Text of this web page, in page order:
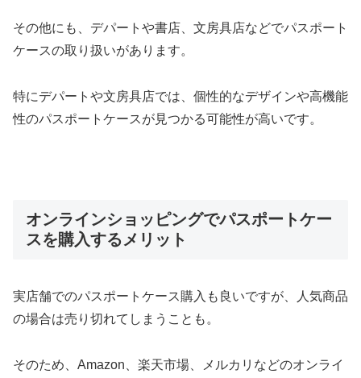
その他にも、デパートや書店、文房具店などでパスポート
ケースの取り扱いがあります。
特にデパートや文房具店では、個性的なデザインや高機能
性のパスポートケースが見つかる可能性が高いです。
オンラインショッピングでパスポートケー
スを購入するメリット
実店舗でのパスポートケース購入も良いですが、人気商品
の場合は売り切れてしまうことも。
そのため、Amazon、楽天市場、メルカリなどのオンライ